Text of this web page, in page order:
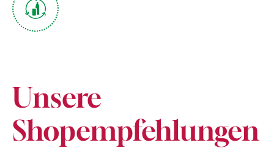
Unsere
Shopempfehlungen